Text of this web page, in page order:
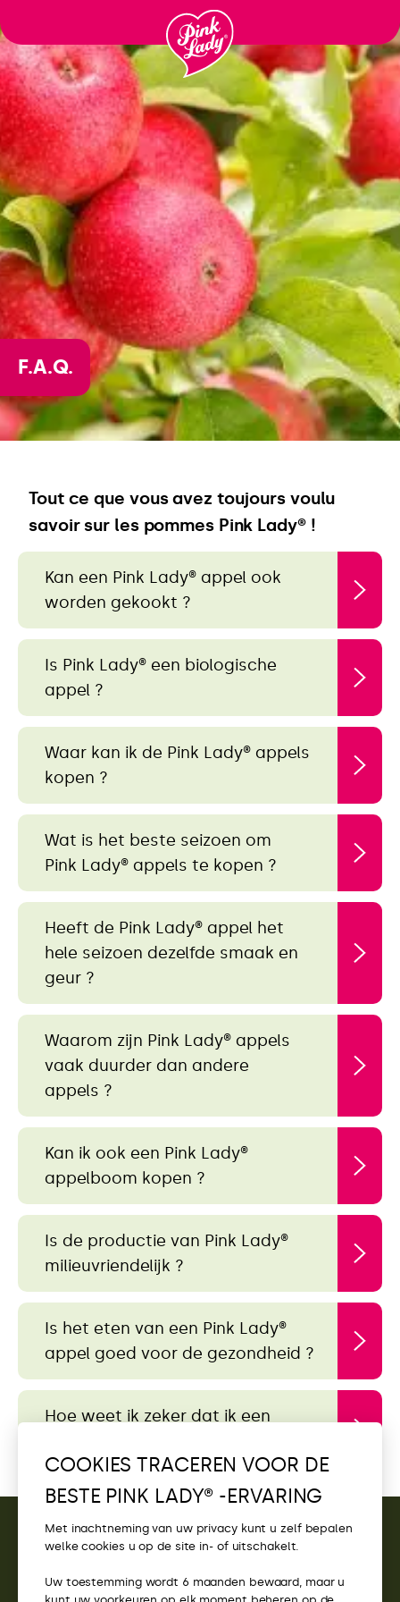
naar
inhoud
F.A.Q.
Tout ce que vous avez toujours voulu
savoir sur les pommes Pink Lady® !
Kan een Pink Lady® appel ook
worden gekookt ?
Is Pink Lady® een biologische
appel ?
Waar kan ik de Pink Lady® appels
kopen ?
Wat is het beste seizoen om
Pink Lady® appels te kopen ?
Heeft de Pink Lady® appel het
hele seizoen dezelfde smaak en
geur ?
Waarom zijn Pink Lady® appels
vaak duurder dan andere
appels ?
Kan ik ook een Pink Lady®
appelboom kopen ?
Is de productie van Pink Lady®
milieuvriendelijk ?
Is het eten van een Pink Lady®
appel goed voor de gezondheid ?
Hoe weet ik zeker dat ik een
CONTACT
TOEGANG
COOKIES TRACEREN VOOR DE
BESTE PINK LADY® -ERVARING
Met inachtneming van uw privacy kunt u zelf bepalen
welke cookies u op de site in- of uitschakelt.
Uw toestemming wordt 6 maanden bewaard, maar u